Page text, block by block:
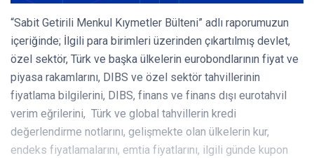
“Sabit Getirili Menkul Kıymetler Bülteni” adlı raporumuzun
içeriğinde; İlgili para birimleri üzerinden çıkartılmış devlet,
özel sektör, Türk ve başka ülkelerin eurobondlarının fiyat ve
piyasa rakamlarını, DIBS ve özel sektör tahvillerinin
fiyatlama bilgilerini, DIBS, finans ve finans dışı eurotahvil
verim eğrilerini, Türk ve global tahvillerin kredi
değerlendirme notlarını, gelişmekte olan ülkelerin kur,
endeks fiyatlamalarını, emtia fiyatlarını, ilgili günde kupon